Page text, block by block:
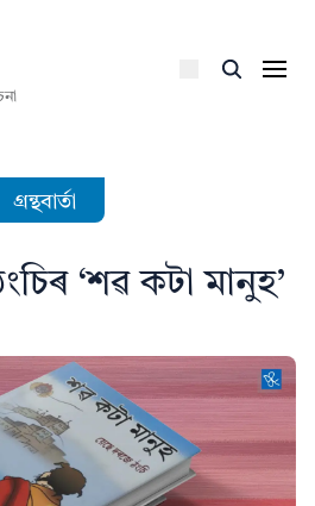
গ্ৰন্থবাৰ্তা
‘শৱ কটা মানুহ’